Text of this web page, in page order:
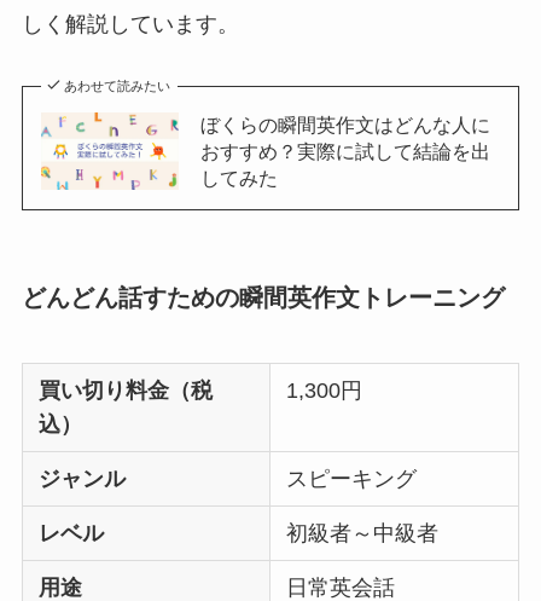
しく解説しています。
あわせて読みたい
ぼくらの瞬間英作文はどんな人に
おすすめ？実際に試して結論を出
してみた
どんどん話すための瞬間英作文トレーニング
買い切り料金（税
込）
1,300円
ジャンル スピーキング
レベル 初級者～中級者
用途 日常英会話